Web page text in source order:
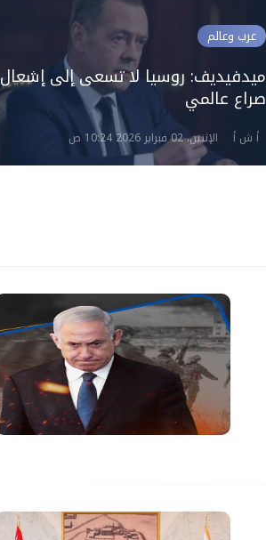
عرب وعالم
ميدفيديف: روسيا لا تسعى إلى إشعال
صراع عالمي
أ ش أ الإثنين، 02 فبراير 2026 10:24 ص